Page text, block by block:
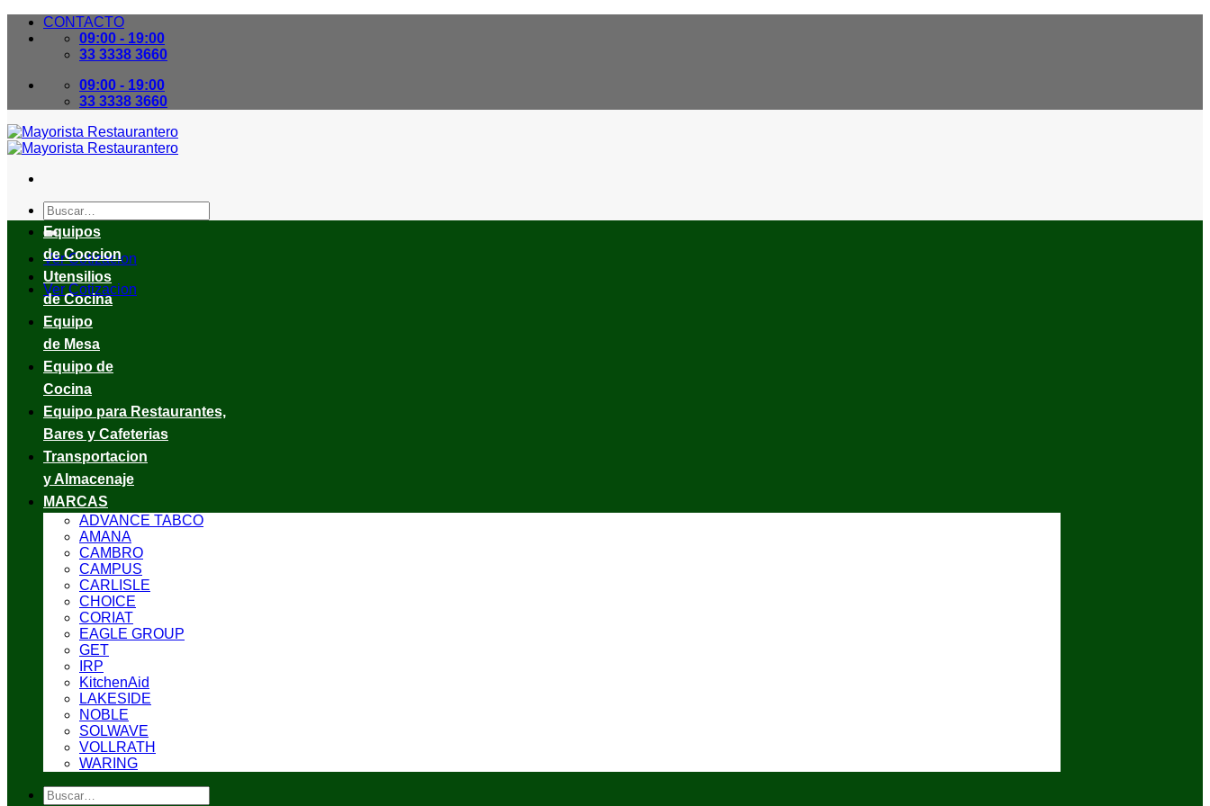
Skip
CONTACTO
09:00 - 19:00
33 3338 3660
09:00 - 19:00
33 3338 3660
Buscar
por:
Ver Cotizacion
Ver Cotizacion
Equipos
de Coccion
Utensilios
de Cocina
Equipo
de Mesa
Equipo de
Cocina
Equipo para Restaurantes,
Bares y Cafeterias
Transportacion
y Almacenaje
MARCAS
ADVANCE TABCO
AMANA
CAMBRO
CAMPUS
CARLISLE
CHOICE
CORIAT
EAGLE GROUP
GET
IRP
KitchenAid
LAKESIDE
NOBLE
SOLWAVE
VOLLRATH
WARING
Buscar